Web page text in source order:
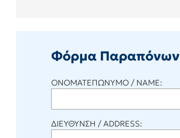
Φόρμα Παραπόνων
ΟΝΟΜΑΤΕΠΩΝΥΜΟ / ΝΑΜΕ:
ΔΙΕΥΘΥΝΣΗ / ADDRESS: